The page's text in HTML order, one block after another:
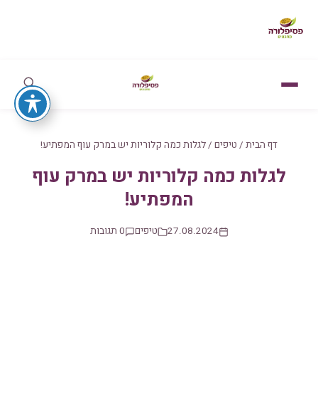
דף הבית / טיפים /לגלות כמה קלוריות יש במרק עוף המפתיע!
לגלות כמה קלוריות יש במרק עוף
המפתיע!
27.08.2024 טיפים 0 תגובות